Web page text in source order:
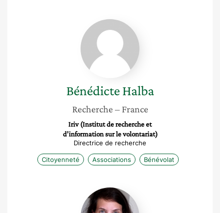
Bénédicte
Halba
Bénédicte Halba
Recherche – France
Iriv (Institut de recherche et
d’information sur le volontariat)
Directrice de recherche
Citoyenneté Associations Bénévolat
Élise
Huillery